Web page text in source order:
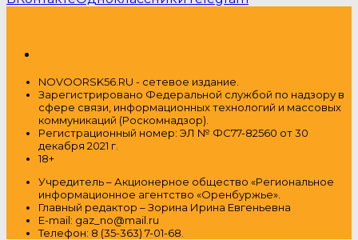
NOVOORSK56.RU - сетевое издание.
Зарегистрировано Федеральной службой по надзору в
сфере связи, информационных технологий и массовых
коммуникаций (Роскомнадзор).
Регистрационный номер: ЭЛ № ФС77-82560 от 30
декабря 2021 г.
18+
Учредитель – Акционерное общество «Региональное
информационное агентство «Оренбуржье».
Главный редактор – Зорина Ирина Евгеньевна
E-mail: gaz_no@mail.ru
Телефон: 8 (35-363) 7-01-68.